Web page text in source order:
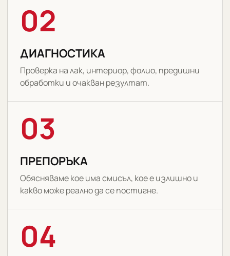
02
ДИАГНОСТИКА
Проверка на лак, интериор, фолио, предишни
обработки и очакван резултат.
03
ПРЕПОРЪКА
Обясняваме кое има смисъл, кое е излишно и
какво може реално да се постигне.
04